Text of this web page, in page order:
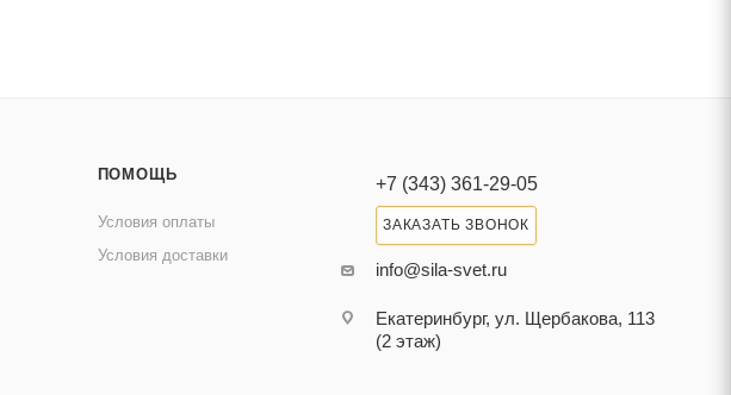
ПОМОЩЬ
Условия оплаты
Условия доставки
+7 (343) 361-29-05
ЗАКАЗАТЬ ЗВОНОК
info@sila-svet.ru
Екатеринбург, ул. Щербакова, 113
(2 этаж)